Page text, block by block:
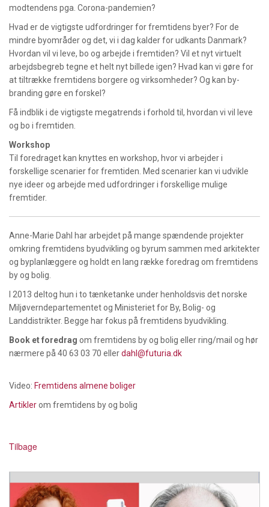
modtendens pga. Corona-pandemien?
Hvad er de vigtigste udfordringer for fremtidens byer? For de
mindre byområder og det, vi i dag kalder for udkants Danmark?
Hvordan vil vi leve, bo og arbejde i fremtiden? Vil et nyt virtuelt
arbejdsbegreb tegne et helt nyt billede igen? Hvad kan vi gøre for
at tiltrække fremtidens borgere og virksomheder? Og kan by-
branding gøre en forskel?
Få indblik i de vigtigste megatrends i forhold til, hvordan vi vil leve
og bo i fremtiden.
Workshop
Til foredraget kan knyttes en workshop, hvor vi arbejder i
forskellige scenarier for fremtiden. Med scenarier kan vi udvikle
nye ideer og arbejde med udfordringer i forskellige mulige
fremtider.
Anne-Marie Dahl har arbejdet på mange spændende projekter
omkring fremtidens byudvikling og byrum sammen med arkitekter
og byplanlæggere og holdt en lang række foredrag om fremtidens
by og bolig.
I 2013 deltog hun i to tænketanke under henholdsvis det norske
Miljøverndepartementet og Ministeriet for By, Bolig- og
Landdistrikter. Begge har fokus på fremtidens byudvikling.
Book et foredrag om fremtidens by og bolig eller ring/mail og hør
nærmere på 40 63 03 70 ellerdahl@futuria.dk
Video: Fremtidens almene boliger
Artiklerom fremtidens by og bolig
Tilbage